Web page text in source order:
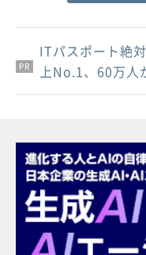
PR
PR
PR
ITパスポート絶
上No.1、60万人